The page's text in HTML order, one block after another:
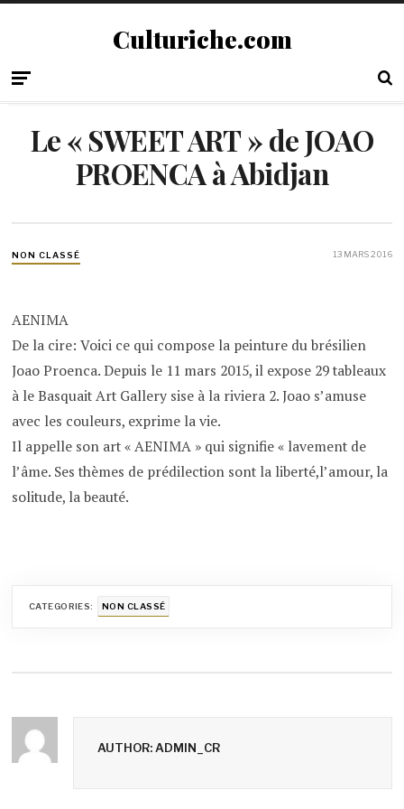
Culturiche.com
Le « SWEET ART » de JOAO
PROENCA à Abidjan
NON CLASSÉ 13 MARS 2016
AENIMA
De la cire: Voici ce qui compose la peinture du brésilien
Joao Proenca. Depuis le 11 mars 2015, il expose 29 tableaux
à le Basquait Art Gallery sise à la riviera 2. Joao s’amuse
avec les couleurs, exprime la vie.
Il appelle son art « AENIMA » qui signifie « lavement de
l’âme. Ses thèmes de prédilection sont la liberté,l’amour, la
solitude, la beauté.
CATEGORIES: NON CLASSÉ
AUTHOR: ADMIN_CR